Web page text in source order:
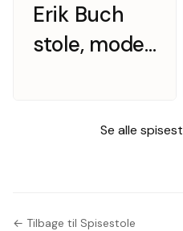
Erik Buch
stole, model
Se alle
← Tilbage til Spisestole